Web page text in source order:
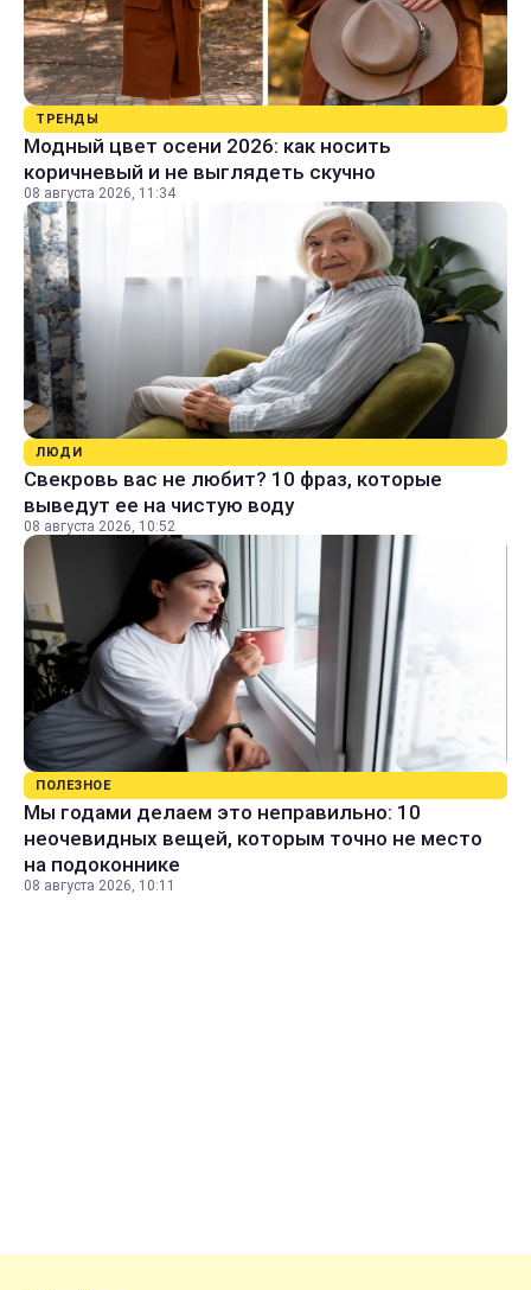
ТРЕНДЫ
Модный цвет осени 2026: как носить
коричневый и не выглядеть скучно
08 августа 2026, 11:34
ЛЮДИ
Свекровь вас не любит? 10 фраз, которые
выведут ее на чистую воду
08 августа 2026, 10:52
ПОЛЕЗНОЕ
Мы годами делаем это неправильно: 10
неочевидных вещей, которым точно не место
на подоконнике
08 августа 2026, 10:11